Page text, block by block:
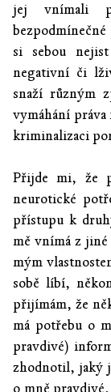
jej vnímali
si sebou
negativní či
snaží různým
vymáhání
kriminalizaci
Přijde mi, že
neurotické
přístupu k
mě vnímá z
mým
sobě líbí,
přijímám, že
má potřebu o
pravdivé)
zhodnotil, jaký